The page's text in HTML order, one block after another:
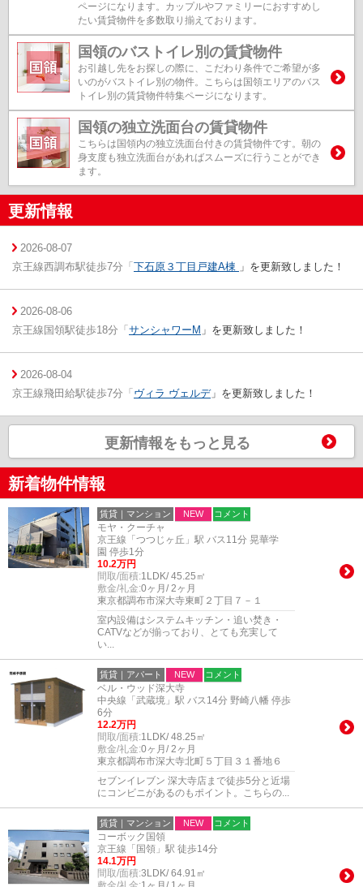
ページになります。カップルやファミリーにおすすめし
たい賃貸物件を多数取り揃えております。
国領のバストイレ別の賃貸物件
お引越し先をお探しの際に、こだわり条件でご希望が多
いのがバストイレ別の物件。こちらは国領エリアのバス
トイレ別の賃貸物件特集ページになります。
国領の独立洗面台の賃貸物件
こちらは国領内の独立洗面台付きの賃貸物件です。朝の
身支度も独立洗面台があればスムーズに行うことができ
ます。
更新情報
2026-08-07
京王線西調布駅徒歩7分「 下石原３丁目戸建A棟 」を更新致しました！
2026-08-06
京王線国領駅徒歩18分「 サンシャワーM 」を更新致しました！
2026-08-04
京王線飛田給駅徒歩7分「 ヴィラ ヴェルデ」を更新致しました！
更新情報をもっと見る
新着物件情報
賃貸｜マンション NEW コメント
モヤ・クーチャ
京王線「つつじヶ丘」駅 バス11分 晃華学
園 停歩1分
10.2万円
間取/面積:1LDK/ 45.25㎡
敷金/礼金:0ヶ月/ 2ヶ月
東京都調布市深大寺東町２丁目７－１
室内設備はシステムキッチン・追い焚き・
CATVなどが揃っており、とても充実して
い...
賃貸｜アパート NEW コメント
ベル・ウッド深大寺
中央線「武蔵境」駅 バス14分 野崎八幡 停歩
6分
12.2万円
間取/面積:1LDK/ 48.25㎡
敷金/礼金:0ヶ月/ 2ヶ月
東京都調布市深大寺北町５丁目３１番地６
セブンイレブン 深大寺店まで徒歩5分と近場
にコンビニがあるのもポイント。こちらの...
賃貸｜マンション NEW コメント
コーボック国領
京王線「国領」駅 徒歩14分
14.1万円
間取/面積:3LDK/ 64.91㎡